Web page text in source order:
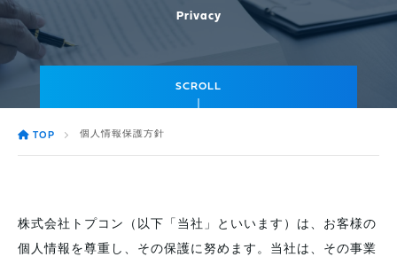
Privacy
SCROLL
TOP 個人情報保護方針
株式会社トプコン（以下「当社」といいます）は、お客様の
個人情報を尊重し、その保護に努めます。当社は、その事業